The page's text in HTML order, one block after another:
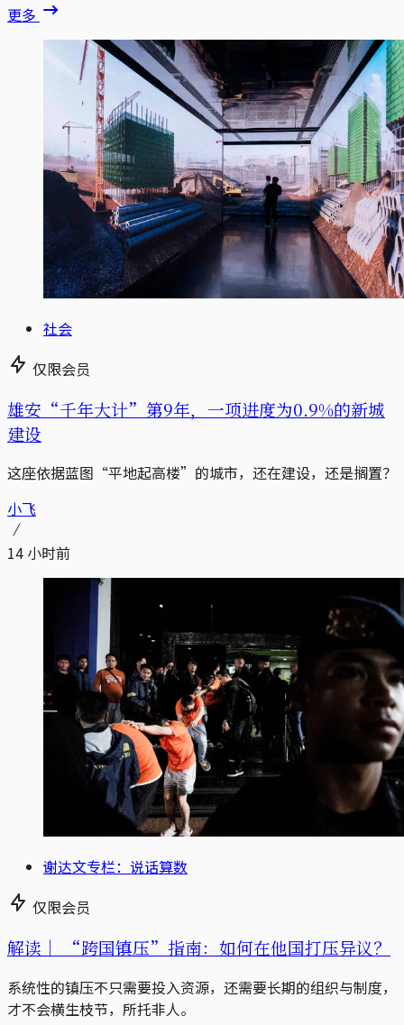
更多
社会
仅限会员
雄安“千年大计”第9年，一项进度为0.9%的新城
建设
这座依据蓝图“平地起高楼”的城市，还在建设，还是搁置？
小飞
14 小时前
谢达文专栏：说话算数
仅限会员
解读｜ “跨国镇压”指南：如何在他国打压异议？
系统性的镇压不只需要投入资源，还需要长期的组织与制度，
才不会横生枝节，所托非人。